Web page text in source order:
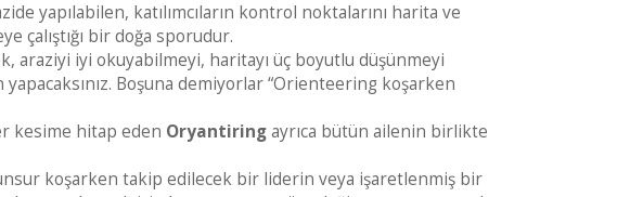
yapılabilen, katılımcıların kontrol noktalarını harita ve
çalıştığı bir doğa sporudur.
araziyi iyi okuyabilmeyi, haritayı üç boyutlu düşünmeyi
Boşuna demiyorlar “Orienteering koşarken
kesime hitap eden Oryantiringayrıca bütün ailenin birlikte
koşarken takip edilecek bir liderin veya işaretlenmiş bir